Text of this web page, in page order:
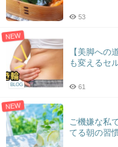
53
NEW
BLOG
【美脚への
も変えるセ
61
NEW
ご機嫌な私
てる朝の習